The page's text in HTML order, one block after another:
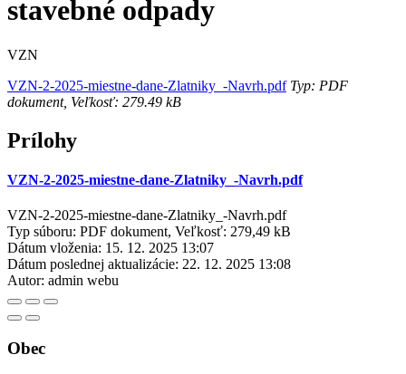
stavebné odpady
VZN
VZN-2-2025-miestne-dane-Zlatniky_-Navrh.pdfTyp: PDF
dokument, Veľkosť: 279.49 kB
Prílohy
VZN-2-2025-miestne-dane-Zlatniky_-Navrh.pdf
VZN-2-2025-miestne-dane-Zlatniky_-Navrh.pdf
Typ súboru: PDF dokument, Veľkosť: 279,49 kB
Dátum vloženia: 15. 12. 2025 13:07
Dátum poslednej aktualizácie: 22. 12. 2025 13:08
Autor: admin webu
Obec